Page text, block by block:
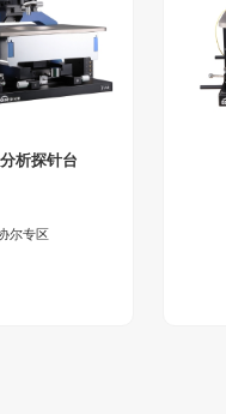
析探针台
尔专区